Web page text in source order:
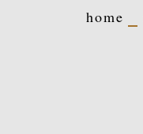
home